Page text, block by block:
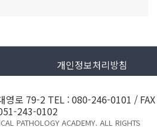
개인정보처리방침
영로 79-2 TEL : 080-246-0101 / FAX
243-0102
PATHOLOGY ACADEMY. ALL RIGHTS